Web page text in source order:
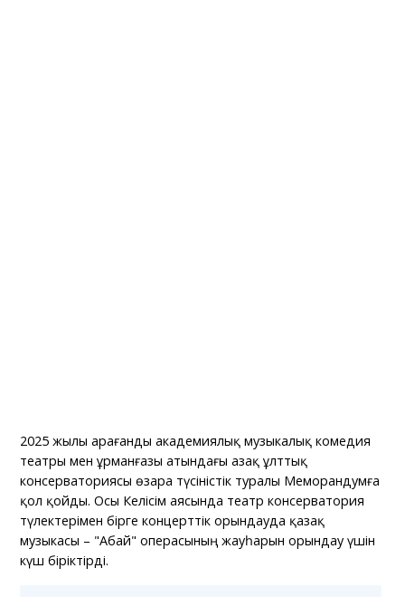
2025 жылы Қарағанды академиялық музыкалық комедия
театры мен Құрманғазы атындағы Қазақ ұлттық
консерваториясы өзара түсіністік туралы Меморандумға
қол қойды. Осы Келісім аясында театр консерватория
түлектерімен бірге концерттік орындауда қазақ
музыкасы – "Абай" операсының жауһарын орындау үшін
күш біріктірді.